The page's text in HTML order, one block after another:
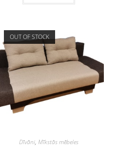
OUT OF STOCK
Dīvāni,Mīkstās mēbeles